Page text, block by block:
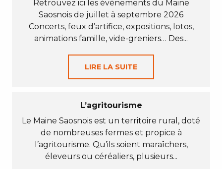
Retrouvez ici les évènements du Maine
Saosnois de juillet à septembre 2026
Concerts, feux d’artifice, expositions, lotos,
animations famille, vide-greniers… Des...
LIRE LA SUITE
L’agritourisme
Le Maine Saosnois est un territoire rural, doté
de nombreuses fermes et propice à
l’agritourisme. Qu’ils soient maraîchers,
éleveurs ou céréaliers, plusieurs...